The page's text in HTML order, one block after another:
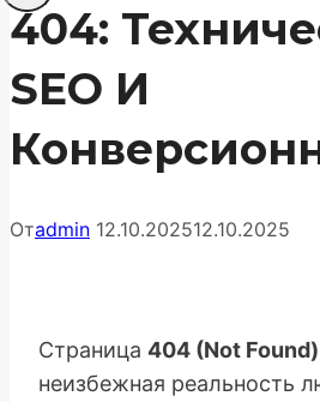
404:
SEO И
Отadmin 12.10.202512.10.2025
Страница 404 (Not Found)
неизбежная реальность